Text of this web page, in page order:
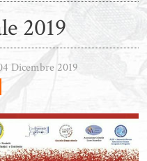
2019
Dicembre 2019